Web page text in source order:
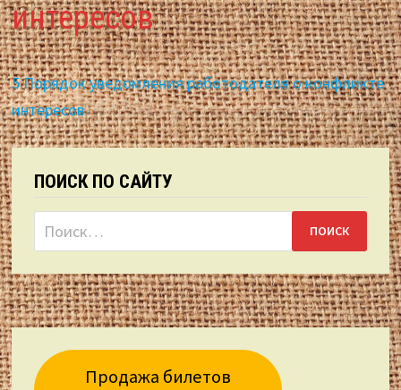
интересов
5 Порядок уведомления работодателя о конфликте
интересов
ПОИСК ПО САЙТУ
Найти:
Продажа билетов